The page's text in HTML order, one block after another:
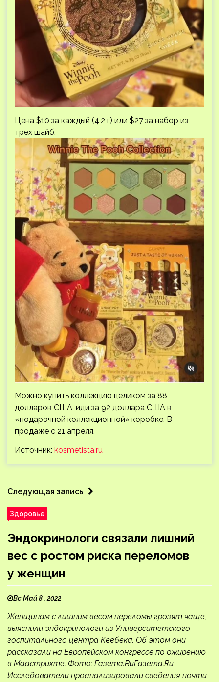
Цена $10 за каждый (4,2 г) или $27 за набор из
трех шайб.
Можно купить коллекцию целиком за 88
долларов США, иди за 92 доллара США в
«подарочной коллекционной» коробке. В
продаже с 21 апреля.
Источник: kosmetista.ru
Следующая запись
Здоровье
Эндокринологи связали лишний
вес с ростом риска переломов
у женщин
Вс Май 8 , 2022
Женщинам с лишним весом переломы грозят чаще,
выяснили эндокринологи из Университетского
госпитального центра Квебека. Об этом они
рассказали на Европейском конгрессе по ожирению
в Маастрихте. Фото: Газета.RuГазета.Ru
Исследователи проанализировали сведения почти